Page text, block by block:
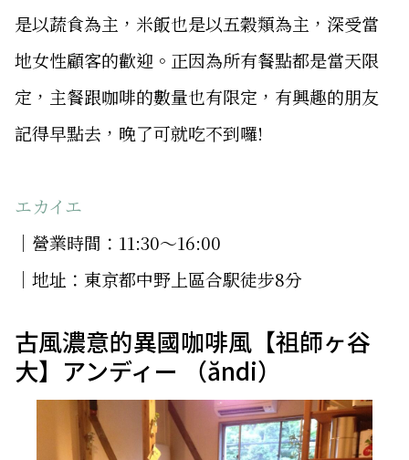
是以蔬食為主，米飯也是以五穀類為主，深受當
地女性顧客的歡迎。正因為所有餐點都是當天限
定，主餐跟咖啡的數量也有限定，有興趣的朋友
記得早點去，晚了可就吃不到囉!
エカイエ
│營業時間：11:30～16:00
│地址：東京都中野上區合駅徒步8分
古風濃意的異國咖啡風【祖師ヶ谷
大】アンディー （ăndi）